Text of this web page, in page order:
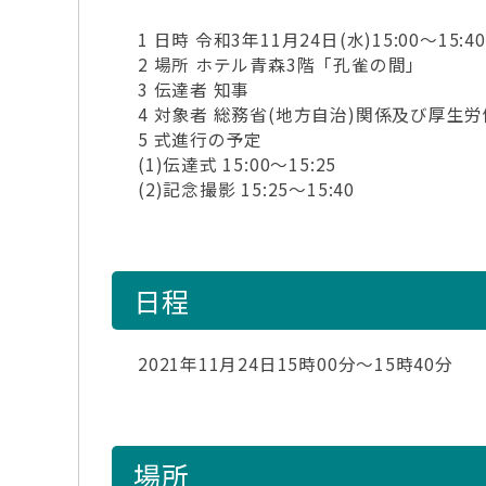
1 日時 令和3年11月24日(水)15:00～15:40
2 場所 ホテル青森3階「孔雀の間」
3 伝達者 知事
4 対象者 総務省(地方自治)関係及び厚生
5 式進行の予定
(1)伝達式 15:00～15:25
(2)記念撮影 15:25～15:40
日程
2021年11月24日15時00分～15時40分
場所